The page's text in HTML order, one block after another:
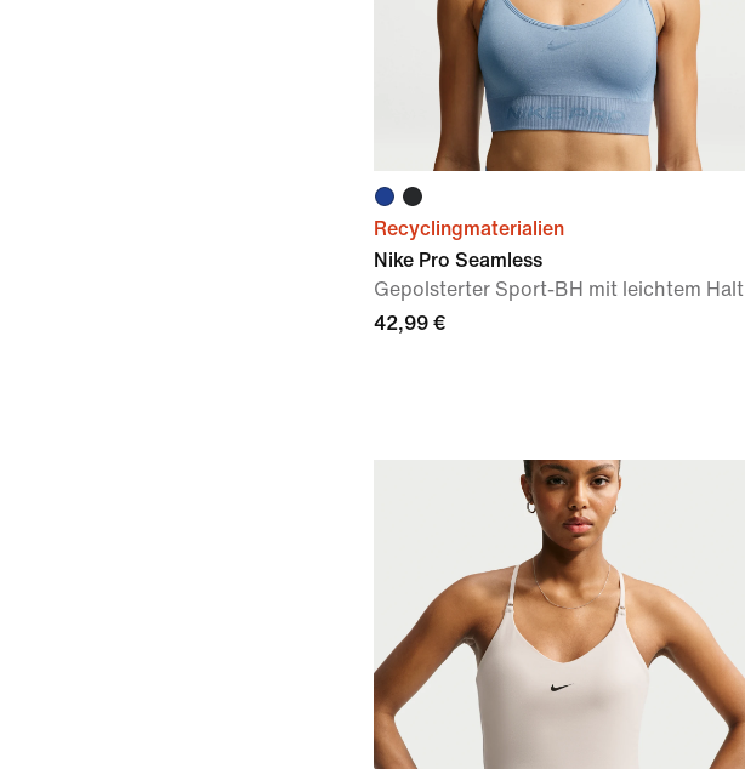
Recyclingmaterialien
Nike Pro Seamless
Gepolsterter Sport-BH mit leichtem Halt
42,99 €